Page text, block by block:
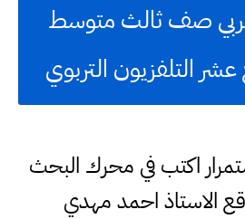
صف ثالث متوسط
عشر التلفزيون التربوي
اكتب في محرك البحث
الاستاذ احمد مهدي